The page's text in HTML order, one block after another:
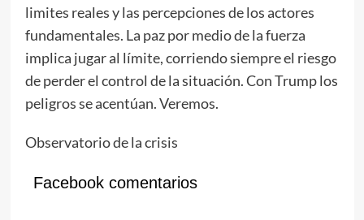
limites reales y las percepciones de los actores
fundamentales. La paz por medio de la fuerza
implica jugar al límite, corriendo siempre el riesgo
de perder el control de la situación. Con Trump los
peligros se acentúan. Veremos.
Observatorio de la crisis
Facebook comentarios